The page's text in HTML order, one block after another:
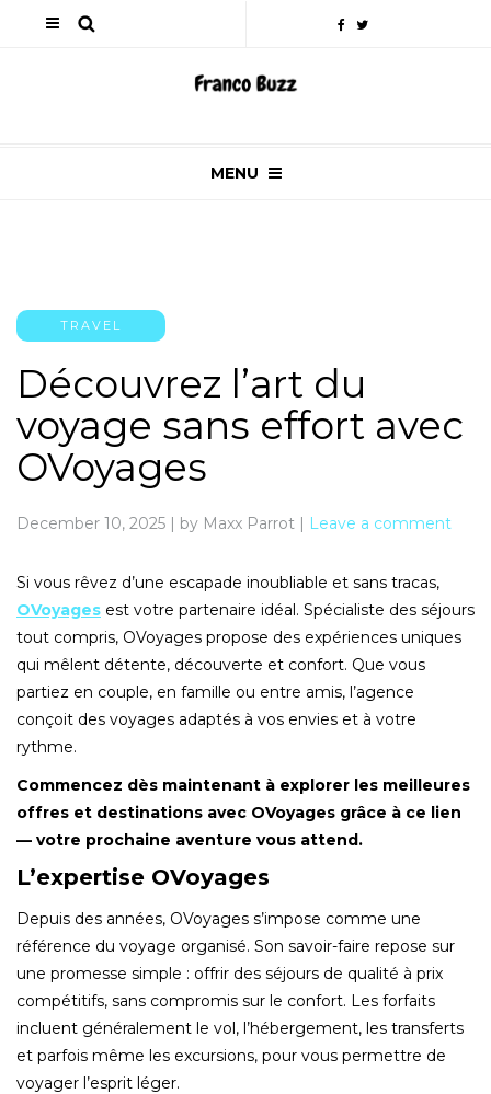
MENU
TRAVEL
Découvrez l’art du
voyage sans effort avec
OVoyages
December 10, 2025 | by Maxx Parrot | Leave a comment
Si vous rêvez d’une escapade inoubliable et sans tracas,
OVoyages est votre partenaire idéal. Spécialiste des séjours
tout compris, OVoyages propose des expériences uniques
qui mêlent détente, découverte et confort. Que vous
partiez en couple, en famille ou entre amis, l’agence
conçoit des voyages adaptés à vos envies et à votre
rythme.
Commencez dès maintenant à explorer les meilleures
offres et destinations avec OVoyages grâce à ce lien
— votre prochaine aventure vous attend.
L’expertise OVoyages
Depuis des années, OVoyages s’impose comme une
référence du voyage organisé. Son savoir-faire repose sur
une promesse simple : offrir des séjours de qualité à prix
compétitifs, sans compromis sur le confort. Les forfaits
incluent généralement le vol, l’hébergement, les transferts
et parfois même les excursions, pour vous permettre de
voyager l’esprit léger.